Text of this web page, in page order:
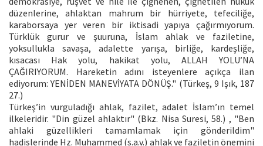
düzenlerine, ahlaktan mahrum bir hürriyete, tefeciliğe,
karaborsaya yer veren bir iktisadi yapıya çağırmıyorum.
Türklük gurur ve şuuruna, İslam ahlak ve faziletine,
yoksullukla savaşa, adalette yarışa, birliğe, kardeşliğe,
kısacası Hak yolu, hakikat yolu, ALLAH YOLU’NA
ÇAĞIRIYORUM. Hareketin adını isteyenlere açıkça ilan
ediyorum: YENİDEN MANEVİYATA DÖNÜŞ." (Türkeş, 9 Işık, 187
27.)
Türkeş’in vurguladığı ahlak, fazilet, adalet İslam’ın temel
ilkeleridir. "Din güzel ahlaktır" (Bkz. Nisa Suresi, 58.) , "Ben
ahlaki güzellikleri tamamlamak için gönderildim"
hadislerinde Hz. Muhammed (s.a.v.) ahlak ve faziletin önemini